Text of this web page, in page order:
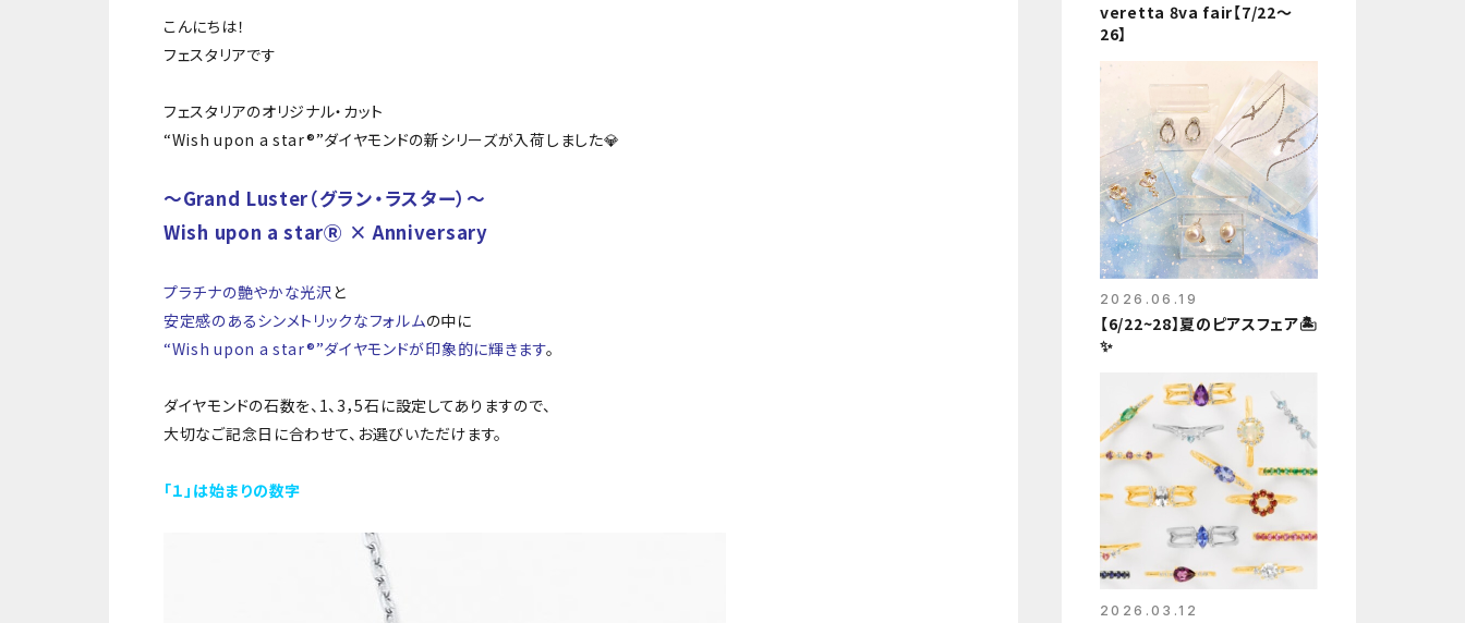
こんにちは！
フェスタリアです
フェスタリアのオリジナル・カット
“Wish upon a star®︎”ダイヤモンドの新シリーズが入荷しました💎
〜Grand Luster（グラン・ラスター）〜
Wish upon a starⓇ × Anniversary
プラチナの艶やかな光沢と
安定感のあるシンメトリックなフォルムの中に
“Wish upon a star®︎”ダイヤモンドが印象的に輝きます。
ダイヤモンドの石数を、1、3，5石に設定してありますので、
大切なご記念日に合わせて、お選びいただけます。
「１」は始まりの数字
veretta 8va fair【7/22〜
26】
2026.06.19
【6/22~28】夏のピアスフェア🏝️
✨
2026.03.12